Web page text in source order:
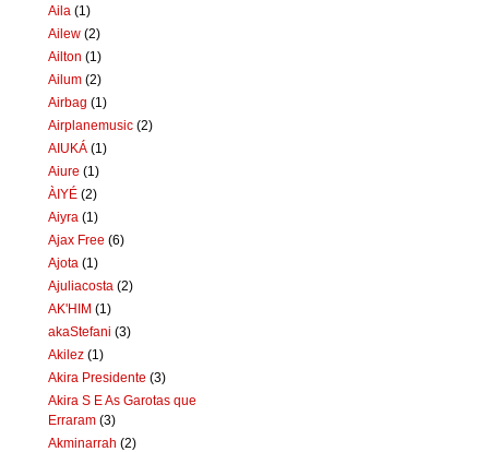
Aila (1)
Ailew (2)
Ailton (1)
Ailum (2)
Airbag (1)
Airplanemusic (2)
AIUKÁ (1)
Aiure (1)
ÀIYÉ (2)
Aiyra (1)
Ajax Free (6)
Ajota (1)
Ajuliacosta (2)
AK'HIM (1)
akaStefani (3)
Akilez (1)
Akira Presidente (3)
Akira S E As Garotas que
Erraram (3)
Akminarrah (2)